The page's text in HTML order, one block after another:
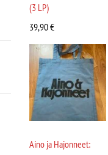
(3 LP)
39,90€
Aino ja Hajonneet: